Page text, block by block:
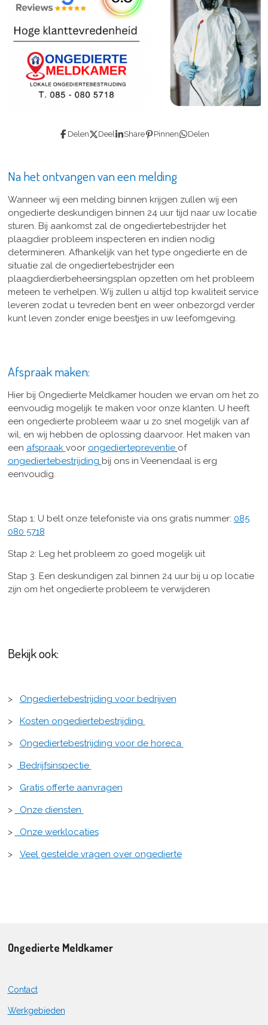
Delen Deel Share Pinnen Delen
Na het ontvangen van een melding
Wanneer wij een melding binnen krijgen zullen wij een
ongedierte deskundigen binnen 24 uur tijd naar uw locatie
sturen. Bij aankomst zal de ongediertebestrijder het
plaagdier probleem inspecteren en indien nodig
determineren. Afhankelijk van het type ongedierte en de
situatie zal de ongediertebestrijder een
plaagdierdierbeheersingsplan opzetten om het probleem
meteen te verhelpen. Wij zullen u altijd top kwaliteit service
leveren zodat u tevreden bent en weer onbezorgd verder
kunt leven zonder enige beestjes in uw leefomgeving.
Afspraak maken:
Hier bij Ongedierte Meldkamer houden we ervan om het zo
eenvoudig mogelijk te maken voor onze klanten. U heeft
een ongedierte probleem waar u zo snel mogelijk van af
wil, en wij hebben de oplossing daarvoor. Het maken van
een afspraak voor ongediertepreventie of
ongediertebestrijding bij ons in Veenendaal is erg
eenvoudig.
Stap 1: U belt onze telefoniste via ons gratis nummer: 085
080 5718
Stap 2: Leg het probleem zo goed mogelijk uit
Stap 3. Een deskundigen zal binnen 24 uur bij u op locatie
zijn om het ongedierte probleem te verwijderen
Bekijk ook:
> Ongediertebestrijding voor bedrijven
> Kosten ongediertebestrijding
> Ongediertebestrijding voor de horeca
> Bedrijfsinspectie
> Gratis offerte aanvragen
> Onze diensten
> Onze werklocaties
> Veel gestelde vragen over ongedierte
Ongedierte Meldkamer
Contact
Werkgebieden